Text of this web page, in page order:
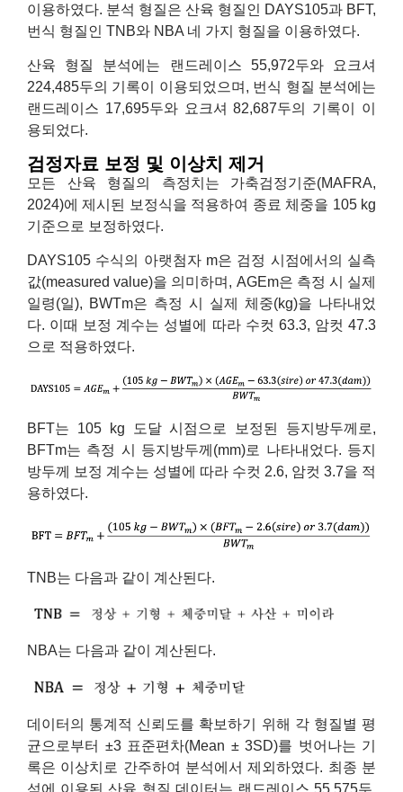
이용하였다. 분석 형질은 산육 형질인 DAYS105과 BFT,
번식 형질인 TNB와 NBA 네 가지 형질을 이용하였다.
산육 형질 분석에는 랜드레이스 55,972두와 요크셔
224,485두의 기록이 이용되었으며, 번식 형질 분석에는
랜드레이스 17,695두와 요크셔 82,687두의 기록이 이
용되었다.
검정자료 보정 및 이상치 제거
모든 산육 형질의 측정치는 가축검정기준(MAFRA,
2024)에 제시된 보정식을 적용하여 종료 체중을 105 kg
기준으로 보정하였다.
DAYS105 수식의 아랫첨자 m은 검정 시점에서의 실측
값(measured value)을 의미하며, AGEm은 측정 시 실제
일령(일), BWTm은 측정 시 실제 체중(kg)을 나타내었
다. 이때 보정 계수는 성별에 따라 수컷 63.3, 암컷 47.3
으로 적용하였다.
BFT는 105 kg 도달 시점으로 보정된 등지방두께로,
BFTm는 측정 시 등지방두께(mm)로 나타내었다. 등지
방두께 보정 계수는 성별에 따라 수컷 2.6, 암컷 3.7을 적
용하였다.
TNB는 다음과 같이 계산된다.
NBA는 다음과 같이 계산된다.
데이터의 통계적 신뢰도를 확보하기 위해 각 형질별 평
균으로부터 ±3 표준편차(Mean ± 3SD)를 벗어나는 기
록은 이상치로 간주하여 분석에서 제외하였다. 최종 분
석에 이용된 산육 형질 데이터는 랜드레이스 55,575두,